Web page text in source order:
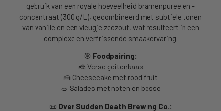
gebruik van een royale hoeveelheid bramenpuree en -
concentraat (300 g/L), gecombineerd met subtiele tonen
van vanille en een vleugje zeezout, wat resulteert in een
complexe en verfrissende smaakervaring.
🎯 Foodpairing:
🧀 Verse geitenkaas
🍰 Cheesecake met rood fruit
🥗 Salades met noten en besse
📜 Over Sudden Death Brewing Co.: